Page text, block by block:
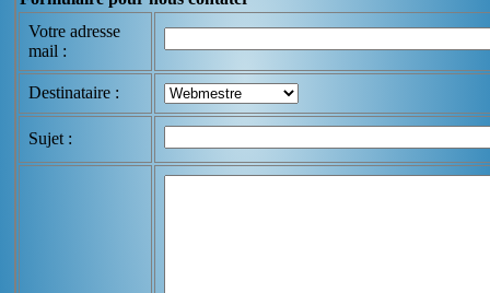
Votre adresse
mail :
Destinataire :
Sujet :